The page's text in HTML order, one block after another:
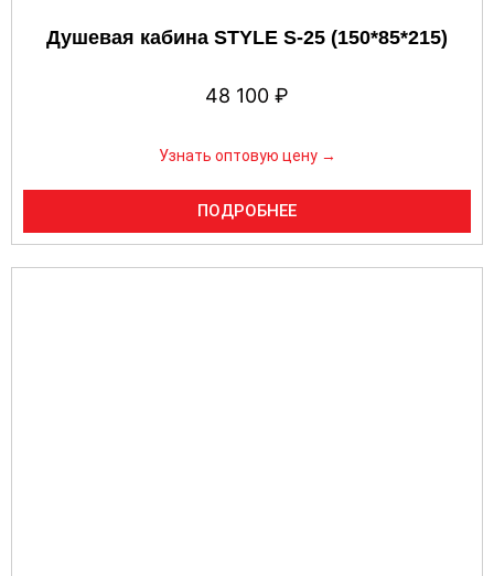
Душевая кабина STYLE S-25 (150*85*215)
48 100 ₽
Узнать оптовую цену →
ПОДРОБНЕЕ